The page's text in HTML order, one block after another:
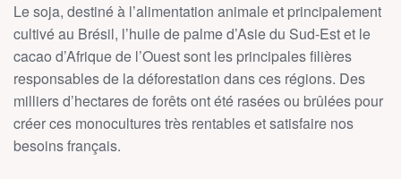
Le soja, destiné à l’alimentation animale et principalement
cultivé au Brésil, l’huile de palme d’Asie du Sud-Est et le
cacao d’Afrique de l’Ouest sont les principales filières
responsables de la déforestation dans ces régions. Des
milliers d’hectares de forêts ont été rasées ou brûlées pour
créer ces monocultures très rentables et satisfaire nos
besoins français.